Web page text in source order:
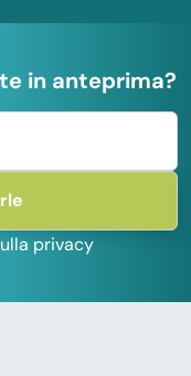
in anteprima?
privacy